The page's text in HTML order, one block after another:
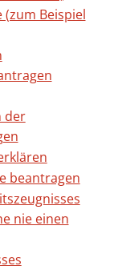
Beispiel
der
beantragen
nie einen